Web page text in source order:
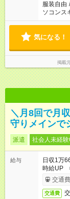
服装自由 /
ソコンス
気になる！
掲載
＼月8回で月
守りメインで
派遣 社会人未経験
給与
日収1万
時給UP
交通
交通費